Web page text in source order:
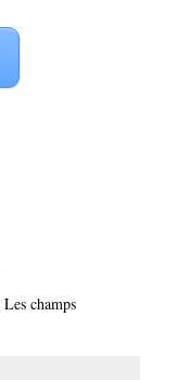
Les champs